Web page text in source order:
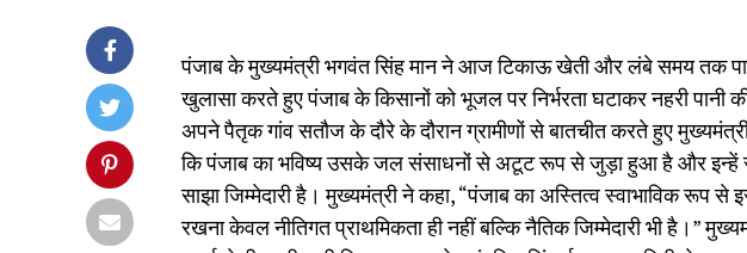
पंजाब के मुख्यमंत्री भगवंत सिंह मान ने आज टिकाऊ खेती और लंबे समय तक
खुलासा करते हुए पंजाब के किसानों को भूजल पर निर्भरता घटाकर नहरी पानी
अपने पैतृक गांव सतौज के दौरे के दौरान ग्रामीणों से बातचीत करते हुए
कि पंजाब का भविष्य उसके जल संसाधनों से अटूट रूप से जुड़ा हुआ है और इन्हें
साझा जिम्मेदारी है। मुख्यमंत्री ने कहा, “पंजाब का अस्तित्व स्वाभाविक रूप
रखना केवल नीतिगत प्राथमिकता ही नहीं बल्कि नैतिक जिम्मेदारी भी है।”